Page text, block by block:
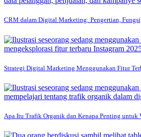
CRM dalam Digital Marketing: Pengertian,
Strategi Digital Marketing Menggunakan Fitur
Apa Itu Trafik Organik dan Kenapa Penting untuk